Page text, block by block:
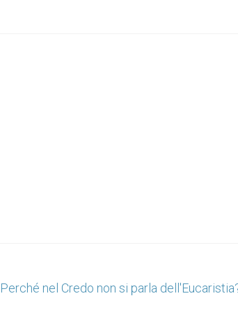
Perché nel Credo non si parla